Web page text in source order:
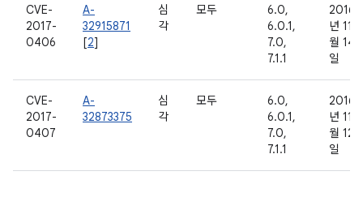
CVE-
2017-
0406
A-
32915871
[2]
심
각
모두
6.0,
6.0.1,
7.0,
7.1.1
2016
년 11
월 14
일
CVE-
2017-
0407
A-
32873375
심
각
모두
6.0,
6.0.1,
7.0,
7.1.1
2016
년 11
월 12
일